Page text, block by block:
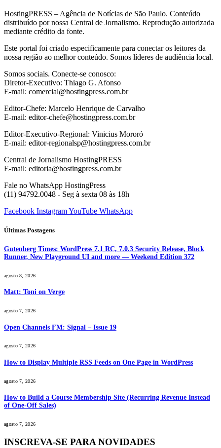
HostingPRESS – Agência de Notícias de São Paulo. Conteúdo
distribuído por nossa Central de Jornalismo. Reprodução autorizada
mediante crédito da fonte.
Este portal foi criado especificamente para conectar os leitores da
nossa região ao melhor conteúdo. Somos líderes de audiência local.
Somos sociais. Conecte-se conosco:
Diretor-Executivo: Thiago G. Afonso
E-mail: comercial@hostingpress.com.br
Editor-Chefe: Marcelo Henrique de Carvalho
E-mail: editor-chefe@hostingpress.com.br
Editor-Executivo-Regional: Vinicius Mororó
E-mail: editor-regionalsp@hostingpress.com.br
Central de Jornalismo HostingPRESS
E-mail: editoria@hostingpress.com.br
Fale no WhatsApp HostingPress
(11) 94792.0048 - Seg à sexta 08 às 18h
Facebook InstagramYouTube WhatsApp
Últimas Postagens
Gutenberg Times: WordPress 7.1 RC, 7.0.3 Security Release, Block
Runner, New Playground UI and more — Weekend Edition 372
agosto 8, 2026
Matt: Toni on Verge
agosto 7, 2026
Open Channels FM: Signal – Issue 19
agosto 7, 2026
How to Display Multiple RSS Feeds on One Page in WordPress
agosto 7, 2026
How to Build a Course Membership Site (Recurring Revenue Instead
of One-Off Sales)
agosto 7, 2026
INSCREVA-SE PARA NOVIDADES